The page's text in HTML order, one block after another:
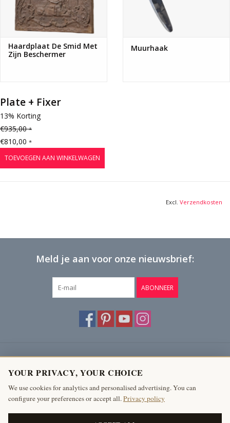
Haardplaat De Smid Met
Zijn Beschermer
Muurhaak
Plate + Fixer
13% Korting
€935,00*
€810,00 *
TOEVOEGEN AAN WINKELWAGEN
Excl. Verzendkosten
Meld je aan voor onze nieuwsbrief:
ABONNEER
Producten
Mijn account
YOUR PRIVACY, YOUR CHOICE
We use cookies for analytics and personalised advertising. You can
configure your preferences or accept all.Privacy policy